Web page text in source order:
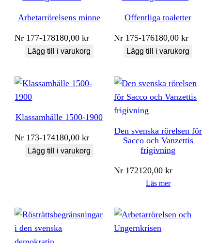
Arbetarrörelsens minne
Nr 177-178180,00kr
Lägg till i varukorg
Offentliga toaletter
Nr 175-176180,00kr
Lägg till i varukorg
Klassamhälle 1500-1900
Nr 173-174180,00kr
Lägg till i varukorg
Den svenska rörelsen för
Sacco och Vanzettis
frigivning
Nr 172120,00kr
Läs mer